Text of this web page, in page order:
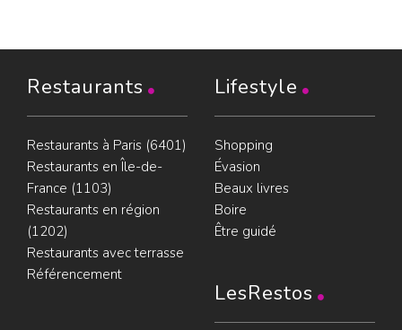
Restaurants
Restaurants à Paris (6401)
Restaurants en Île-de-
France (1103)
Restaurants en région
(1202)
Restaurants avec terrasse
Référencement
Lifestyle
Shopping
Évasion
Beaux livres
Boire
Être guidé
LesRestos